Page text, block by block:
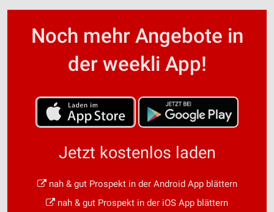
Noch mehr Angebote in
der weekli App!
Jetzt kostenlos laden
nah & gut Prospekt in der Android App blättern
nah & gut Prospekt in der iOS App blättern